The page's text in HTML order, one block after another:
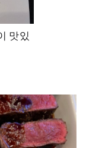
맛있